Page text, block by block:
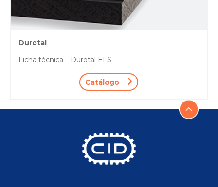
Durotal
Ficha técnica – Durotal ELS
Catálogo